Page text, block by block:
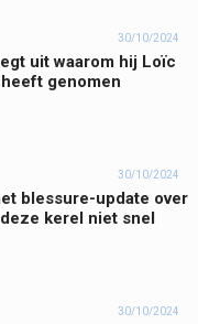
30/10/2024
uit waarom hij Loïc
genomen
30/10/2024
blessure-update over
kerel niet snel
30/10/2024